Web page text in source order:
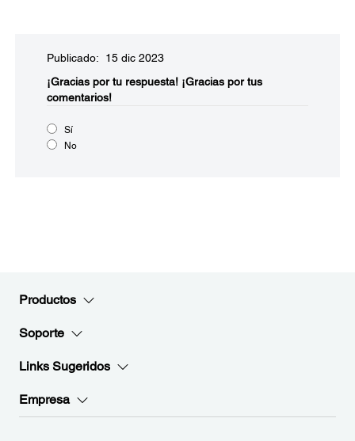
Publicado: 15 dic 2023
¡Gracias por tu respuesta! ¡Gracias por tus
comentarios!
Sí
No
Productos
Soporte
Links Sugeridos
Empresa